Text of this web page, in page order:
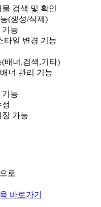
검색 및 확인
(생성/삭제)
기능
타일 변경 기능
(배너,검색,기타)
너 관리 기능
기능
징 가능
로